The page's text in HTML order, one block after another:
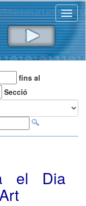
fins al
Secció
el Dia